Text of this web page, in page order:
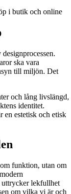
i butik och online
ska vara
till miljön. Det
och lång livslängd,
identitet.
en estetisk och etisk
funktion, utan om
uttrycker lekfullhet
om vilka vi är och